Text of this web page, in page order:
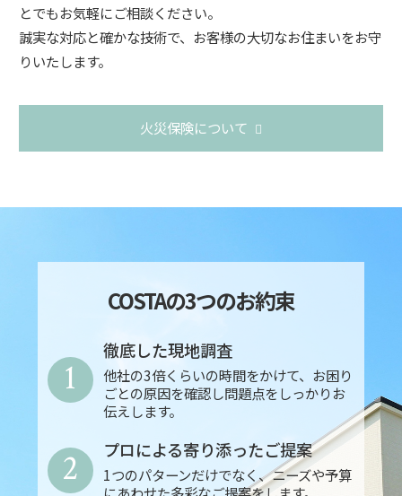
とでもお気軽にご相談ください。
誠実な対応と確かな技術で、お客様の大切なお住まいをお守
りいたします。
火災保険について
COSTAの3つのお約束
徹底した現地調査
他社の3倍くらいの時間をかけて、お困り
ごとの原因を確認し問題点をしっかりお
伝えします。
1
プロによる寄り添ったご提案
1つのパターンだけでなく、ニーズや予算
2